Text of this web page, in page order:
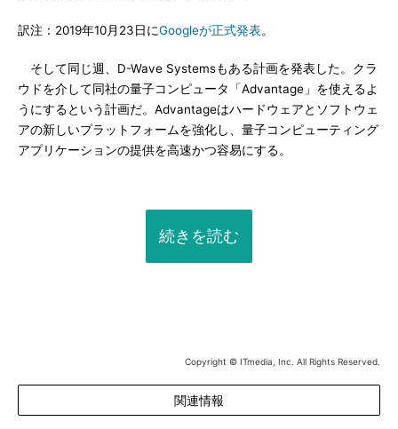
訳注：2019年10月23日にGoogleが正式発表。
そして同じ週、D-Wave Systemsもある計画を発表した。クラ
ウドを介して同社の量子コンピュータ「Advantage」を使えるよ
うにするという計画だ。Advantageはハードウェアとソフトウェ
アの新しいプラットフォームを強化し、量子コンピューティング
アプリケーションの提供を高速かつ容易にする。
続きを読む
Copyright © ITmedia, Inc. All Rights Reserved.
関連情報